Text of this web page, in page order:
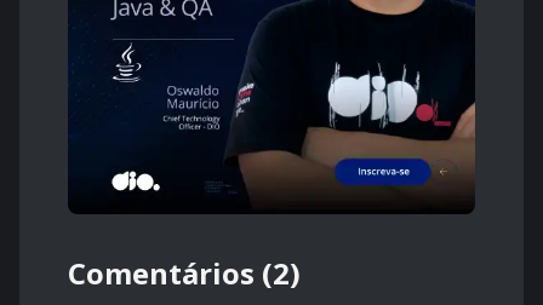
Comentários (2)